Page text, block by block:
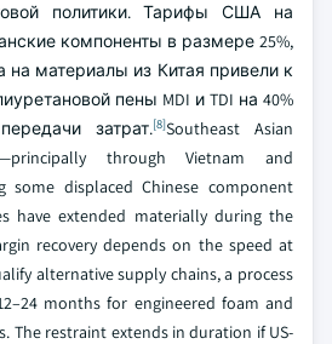
политики. Тарифы США на
компоненты в размере 25%,
на материалы из Китая привели к
пены MDI и TDI на 40%
затрат.[8]Southeast Asian
through Vietnam and
some displaced Chinese component
have extended materially during the
recovery depends on the speed at
alternative supply chains, a process
months for engineered foam and
The restraint extends in duration if US-